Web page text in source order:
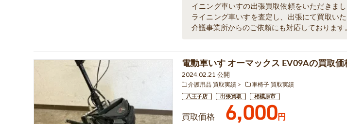
イニング車いすの出張買取依頼をいただきま
ライニング車いすを査定し、出張にて買取い
介護事業所からのご依頼にも対応しております
電動車いす オーマックス EV09Aの買取価
2024.02.21 公開
介護用品 買取実績 車椅子 買取実績
八王子店 出張買取 相模原市
買取価格 6,000円